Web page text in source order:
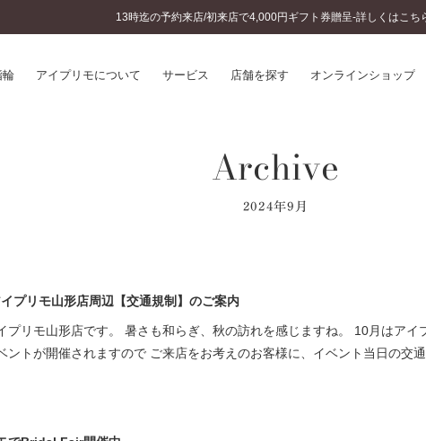
13時迄の予約来店/初来店で4,000円ギフト券贈呈-詳しくはこち
輪 アイプリモについて サービス 店舗を探す オンラインショップ
サービス
アフターサービス
婚約指輪とは
結婚指輪とは
セットリングとは
SWEET STORIES
ショップブログ
Archive
2024年9月
プリモ山形店周辺【交通規制】のご案内
プリモ山形店です。 暑さも和らぎ、秋の訪れを感じますね。 10月はアイ
ントが開催されますので ご来店をお考えのお客様に、イベント当日の交